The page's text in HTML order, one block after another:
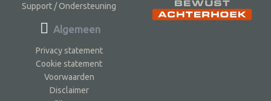
Support / Ondersteuning
Algemeen
Privacy statement
Cookie statement
Voorwaarden
Disclaimer